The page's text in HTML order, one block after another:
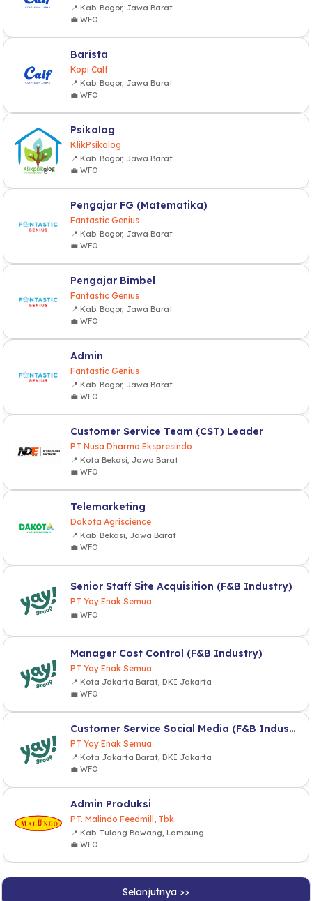
📍 Kab. Bogor, Jawa Barat
💼 WFO
Barista
Kopi Calf
📍 Kab. Bogor, Jawa Barat
💼 WFO
Psikolog
KlikPsikolog
📍 Kab. Bogor, Jawa Barat
💼 WFO
Pengajar FG (Matematika)
Fantastic Genius
📍 Kab. Bogor, Jawa Barat
💼 WFO
Pengajar Bimbel
Fantastic Genius
📍 Kab. Bogor, Jawa Barat
💼 WFO
Admin
Fantastic Genius
📍 Kab. Bogor, Jawa Barat
💼 WFO
Customer Service Team (CST) Leader
PT Nusa Dharma Ekspresindo
📍 Kota Bekasi, Jawa Barat
💼 WFO
Telemarketing
Dakota Agriscience
📍 Kab. Bekasi, Jawa Barat
💼 WFO
Senior Staff Site Acquisition (F&B Industry)
PT Yay Enak Semua
💼 WFO
Manager Cost Control (F&B Industry)
PT Yay Enak Semua
📍 Kota Jakarta Barat, DKI Jakarta
💼 WFO
Customer Service Social Media (F&B Industry)
PT Yay Enak Semua
📍 Kota Jakarta Barat, DKI Jakarta
💼 WFO
Admin Produksi
PT. Malindo Feedmill, Tbk.
📍 Kab. Tulang Bawang, Lampung
💼 WFO
Selanjutnya >>